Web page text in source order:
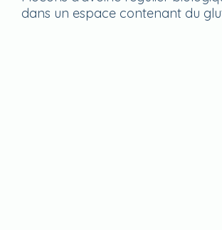
dans un espace contenant du